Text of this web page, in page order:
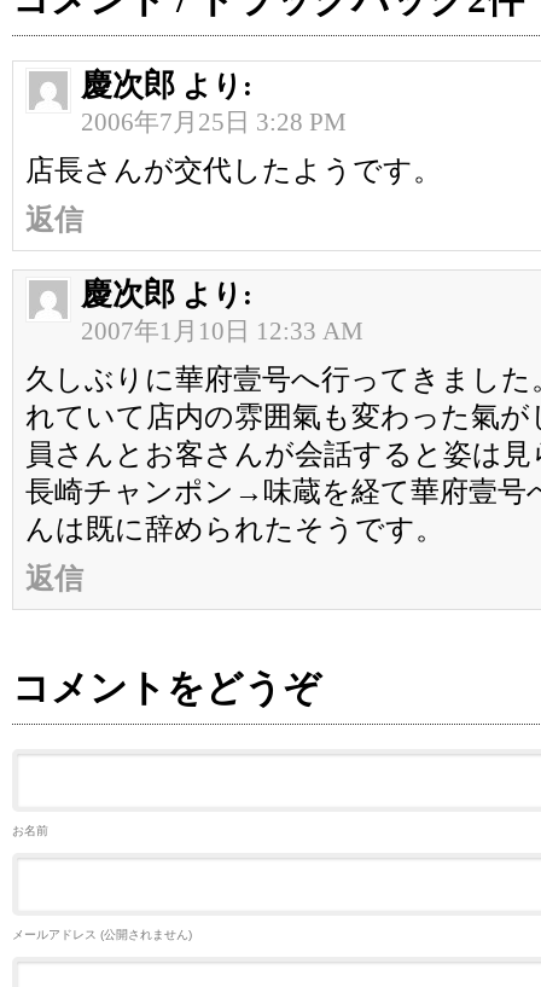
慶次郎 より:
2006年7月25日 3:28 PM
店長さんが交代したようです。
返信
慶次郎 より:
2007年1月10日 12:33 AM
久しぶりに華府壹号へ行ってきまし
れていて店内の雰囲氣も変わった氣
員さんとお客さんが会話すると姿は
長崎チャンポン→味蔵を経て華府壹号
んは既に辞められたそうです。
返信
コメントをどうぞ
お名前
メールアドレス (公開されません)